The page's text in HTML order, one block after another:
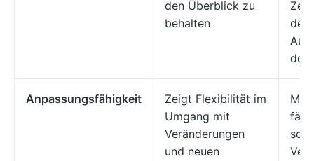
den Überblick zu
behalten
der
der
Anpassungsfähigkeit
Zeigt Flexibilität im
Umgang mit
Veränderungen
und neuen
fällt